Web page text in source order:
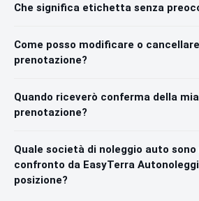
Che significa etichetta senza
Come posso modificare o
prenotazione?
Quando riceverò conferma della mia
prenotazione?
Quale società di noleggio auto sono
confronto da EasyTerra
posizione?